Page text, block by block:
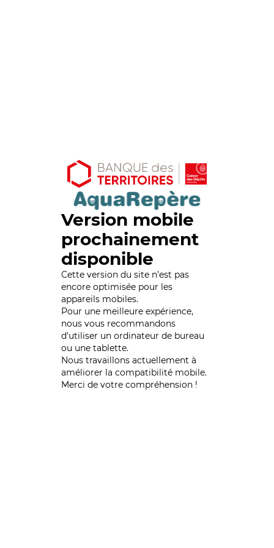
Version mobile
prochainement
disponible
Cette version du site n’est pas
encore optimisée pour les
appareils mobiles.
Pour une meilleure expérience,
nous vous recommandons
d'utiliser un ordinateur de bureau
ou une tablette.
Nous travaillons actuellement à
améliorer la compatibilité mobile.
Merci de votre compréhension !